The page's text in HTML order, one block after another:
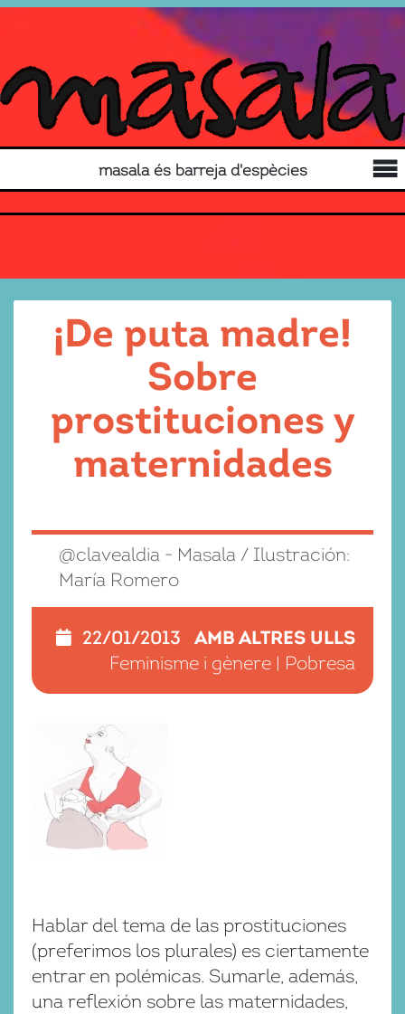
masala és barreja d'espècies
¡De puta madre!
Sobre
prostituciones y
maternidades
@clavealdia - Masala / Ilustración:
María Romero
22/01/2013 AMB ALTRES ULLS
Feminisme i gènere | Pobresa
Hablar del tema de las prostituciones
(preferimos los plurales) es ciertamente
entrar en polémicas. Sumarle, además,
una reflexión sobre las maternidades,